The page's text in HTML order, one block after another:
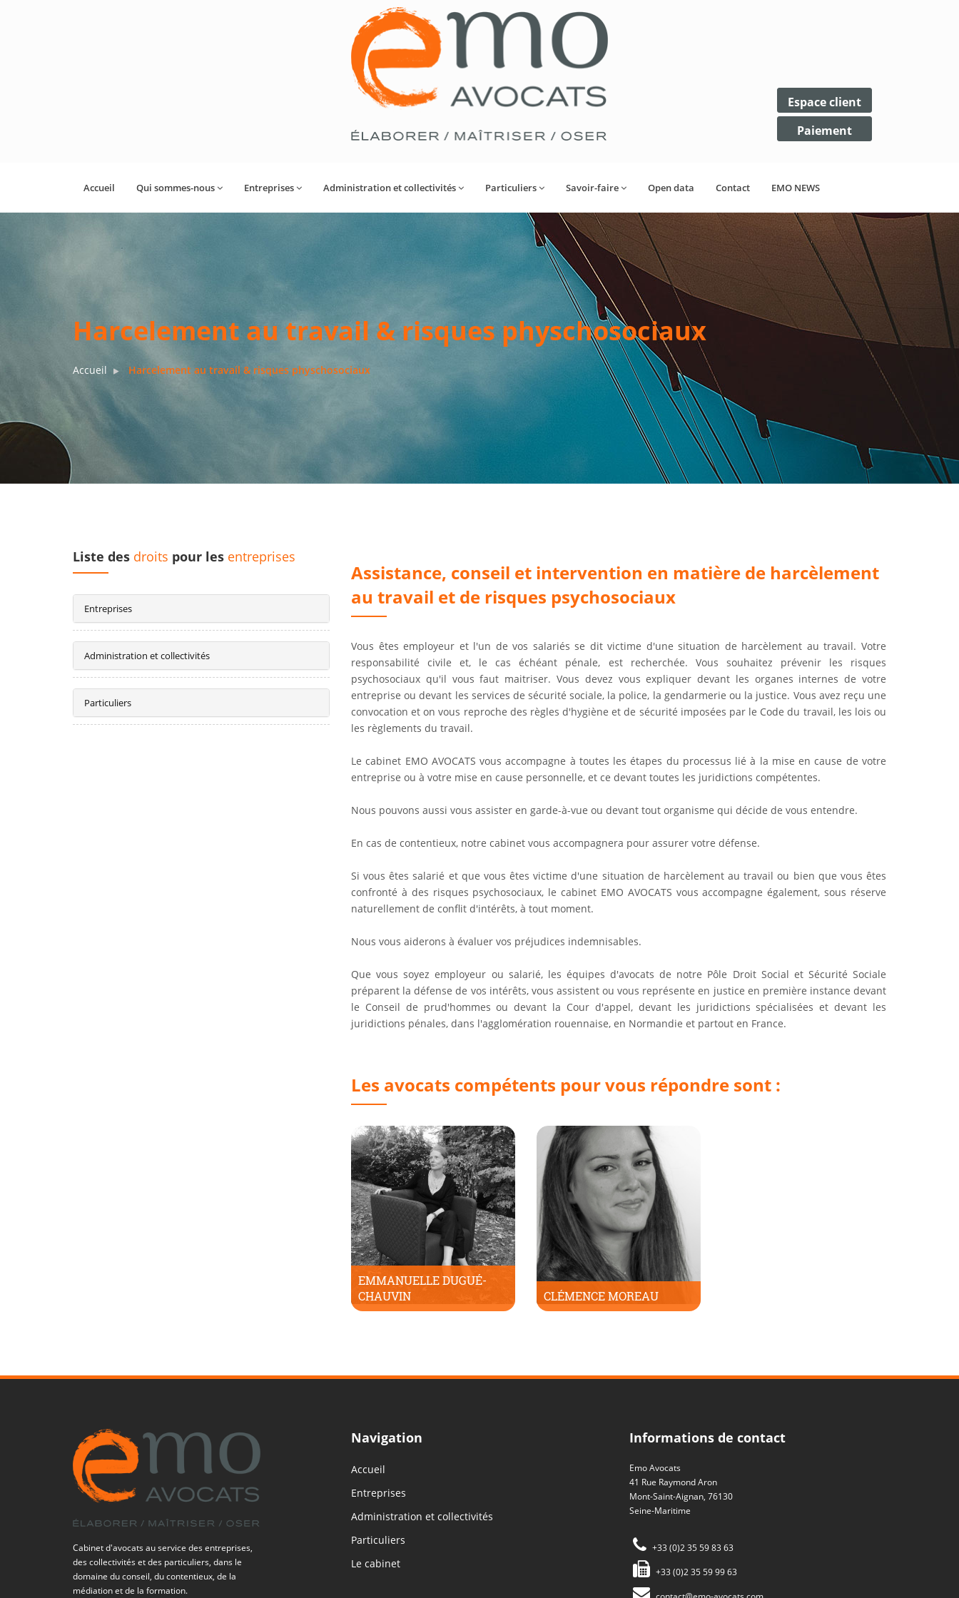
Espace client
Paiement
Accueil Qui sommes-nous Entreprises Administration et collectivités Particuliers Savoir-faire Open data Contact EMO NEWS
Harcelement au travail & risques physchosociaux
Accueil Harcelement au travail & risques physchosociaux
Assistance, conseil et intervention en matière de harcèlement
au travail et de risques psychosociaux
Vous êtes employeur et l'un de vos salariés se dit victime d'une situation de harcèlement au travail. Votre
responsabilité civile et, le cas échéant pénale, est recherchée. Vous souhaitez prévenir les risques
psychosociaux qu'il vous faut maitriser. Vous devez vous expliquer devant les organes internes de votre
entreprise ou devant les services de sécurité sociale, la police, la gendarmerie ou la justice. Vous avez reçu une
convocation et on vous reproche des règles d'hygiène et de sécurité imposées par le Code du travail, les lois ou
les règlements du travail.
Le cabinet EMO AVOCATS vous accompagne à toutes les étapes du processus lié à la mise en cause de votre
entreprise ou à votre mise en cause personnelle, et ce devant toutes les juridictions compétentes.
Nous pouvons aussi vous assister en garde-à-vue ou devant tout organisme qui décide de vous entendre.
En cas de contentieux, notre cabinet vous accompagnera pour assurer votre défense.
Si vous êtes salarié et que vous êtes victime d'une situation de harcèlement au travail ou bien que vous êtes
confronté à des risques psychosociaux, le cabinet EMO AVOCATS vous accompagne également, sous réserve
naturellement de conflit d'intérêts, à tout moment.
Nous vous aiderons à évaluer vos préjudices indemnisables.
Que vous soyez employeur ou salarié, les équipes d'avocats de notre Pôle Droit Social et Sécurité Sociale
préparent la défense de vos intérêts, vous assistent ou vous représente en justice en première instance devant
le Conseil de prud'hommes ou devant la Cour d'appel, devant les juridictions spécialisées et devant les
juridictions pénales, dans l'agglomération rouennaise, en Normandie et partout en France.
Les avocats compétents pour vous répondre sont :
EMMANUELLE DUGUÉ-
CHAUVIN
CLÉMENCE MOREAU
Liste des droits pour les entreprises
Entreprises
Administration et collectivités
Particuliers
Cabinet d'avocats au service des entreprises,
des collectivités et des particuliers, dans le
domaine du conseil, du contentieux, de la
médiation et de la formation.
Navigation
Accueil
Entreprises
Administration et collectivités
Particuliers
Le cabinet
Informations de contact
Emo Avocats
41 Rue Raymond Aron
Mont-Saint-Aignan, 76130
Seine-Maritime
+33 (0)2 35 59 83 63
+33 (0)2 35 59 99 63